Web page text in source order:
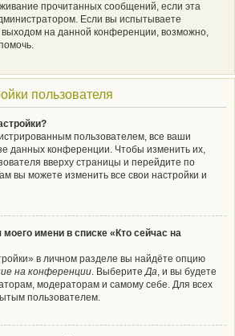
прочитанных сообщений, если эта
Если вы испытываете
выходом на данной конференции, возможно,
пользователя
пользователем, все ваши
данных конференции. Чтобы изменить их,
вверху страницы и перейдите по
вы можете изменить все свои настройки и
моего имени в списке «Кто сейчас на
в личном разделе вы найдёте опцию
на конференции. ВыберитеДа, и вы будете
модераторам и самому себе. Для всех
пользователем.